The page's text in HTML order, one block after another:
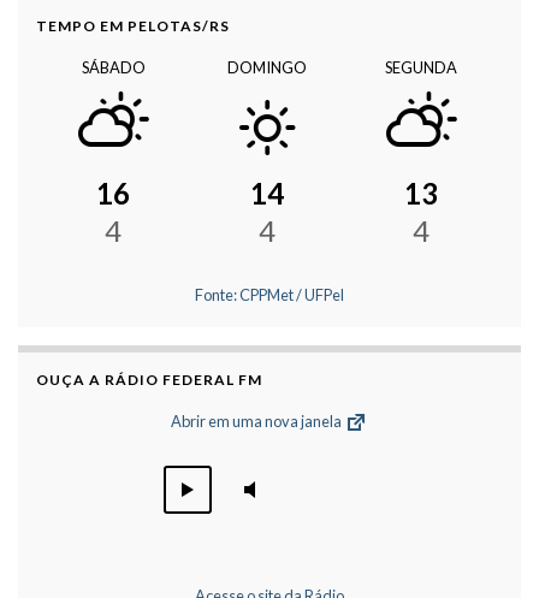
TEMPO EM PELOTAS/RS
SÁBADO
16
4
DOMINGO
14
4
SEGUNDA
13
4
Fonte: CPPMet / UFPel
OUÇA A RÁDIO FEDERAL FM
Abrir em uma nova janela